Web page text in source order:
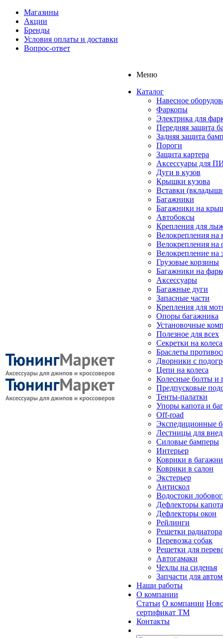
Магазины
Акции
Бренды
Условия оплаты и доставки
Вопрос-ответ
Меню
Каталог
Навесное
Фаркопы
Электрика для
Передняя защита
Задняя защита
Пороги
Защита картера
Аксессуары для
Дуги в кузов
Крышки кузова
Вставки
Багажники
Багажники на
Автобоксы
Крепления для
Велокрепления
Велокрепления на
Велокрепление на
Грузовые корзины
Багажники на
Аксессуары
Багажные дуги
Запасные части
Крепления для
Опоры багажника
Установочные
Полезное для всех
Секретки на колеса
Браслеты
Дворники с
Цепи на колеса
Колесные болты и
Предпусковые
Тенты-палатки
Упоры капота и
Off-road
Экспедиционные
Лестницы для
Силовые бамперы
Интерьер
Коврики в
Коврики в салон
Экстерьер
Антискол
Водостоки
Дефлекторы капота
Дефлекторы окон
Рейлинги
Решетки радиатора
Перевозка собак
Решетки для
Автогамаки
Чехлы на сиденья
Запчасти для
Наши работы
О компании
Статьи О компании
сертификат ТМ
Контакты